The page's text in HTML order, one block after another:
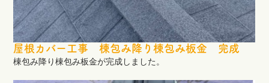
屋根カバー工事 棟包み降り棟包み板金 完成
棟包み降り棟包み板金が完成しました。